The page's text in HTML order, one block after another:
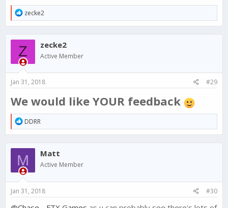
R
e
a
c
t
i
o
n
zecke2
Z zecke2
Active Member
Jan 31, 2018 #29
We would like YOUR feedback
R
e
a
c
i
o
n
DDRR
M Matt
Active Member
Jan 31, 2018 #30